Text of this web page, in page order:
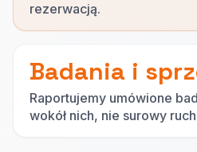
rezerwacją.
Badania i
Raportujemy umówione
wokół nich, nie surowy